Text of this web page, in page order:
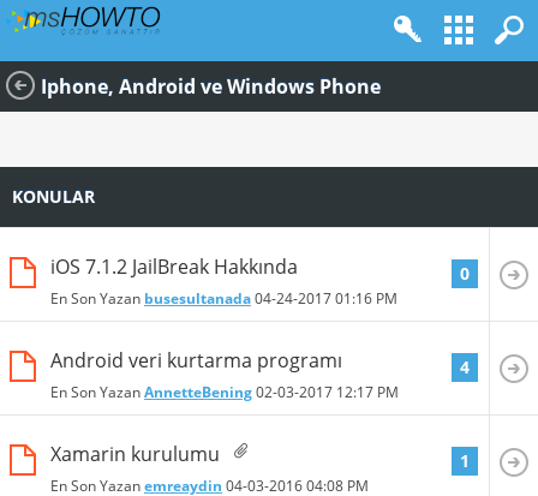
Iphone, Android ve Windows Phone
KONULAR
iOS 7.1.2 JailBreak Hakkında
En Son Yazan busesultanada04-24-201701:16 PM
0
Android veri kurtarma programı
En Son YazanAnnetteBening02-03-2017 12:17 PM
4
Xamarin kurulumu
En Son Yazanemreaydin 04-03-201604:08 PM
1